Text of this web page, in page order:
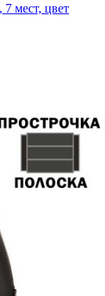
мест, цвет